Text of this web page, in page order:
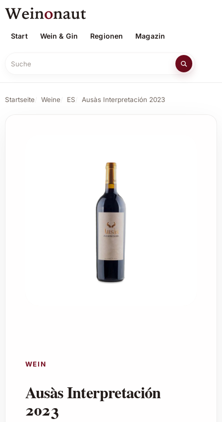
Start Wein & Gin Regionen Magazin
Suche
Startseite Weine ES Ausàs Interpretación 2023
WEIN
Ausàs Interpretación
2023